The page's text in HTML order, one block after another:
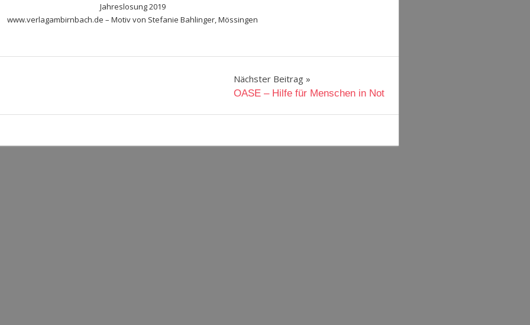
Jahreslosung 2019
www.verlagambirnbach.de – Motiv von Stefanie Bahlinger, Mössingen
Nächster Beitrag
OASE – Hilfe für Menschen in Not